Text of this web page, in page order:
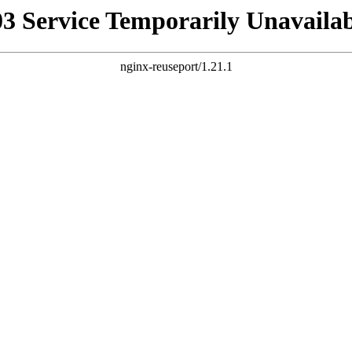
Service Temporarily
nginx-reuseport/1.21.1